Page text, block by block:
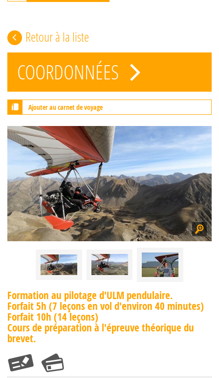
Retour à la liste
COORDONNÉES
Ajouter au carnet de voyage
Formation au pilotage d'ULM pendulaire.
Forfait 5h (7 leçons en vol d'environ 40 minutes)
Forfait 10h (14 leçons)
Cours de préparation à l'épreuve théorique du
brevet.